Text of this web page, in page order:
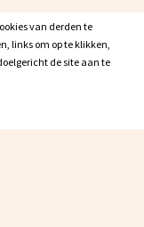
van derden te
links om op te klikken,
de site aan te
van derden te
links om op te klikken,
de site aan te